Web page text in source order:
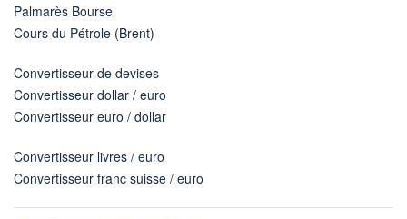
Palmarès Bourse
Cours du Pétrole (Brent)
Convertisseur de devises
Convertisseur dollar / euro
Convertisseur euro / dollar
Convertisseur livres / euro
Convertisseur franc suisse / euro